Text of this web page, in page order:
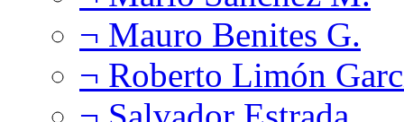
¬ Mauro Benites G.
¬ Roberto Limón